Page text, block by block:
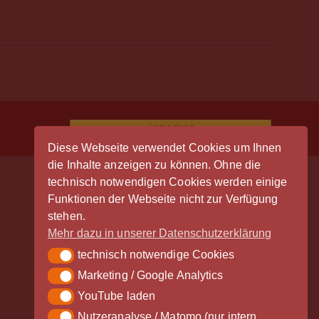
Diese Webseite verwendet Cookies um Ihnen
die Inhalte anzeigen zu können. Ohne die
technisch notwendigen Cookies werden einige
Funktionen der Webseite nicht zur Verfügung
stehen.
Mehr dazu in unserer Datenschutzerklärung
technisch notwendige Cookies
technisch notwendige Cookies
Marketing / Google Analytics
Marketing / Google Analytics
YouTube laden
YouTube laden
Nutzeranalyse / Matomo (nur intern
Anmeldung
Der Vinylrausch wäre nicht möglich
ohne die großzügige Unterstützung
durch unsere Partner - vielen Dank!